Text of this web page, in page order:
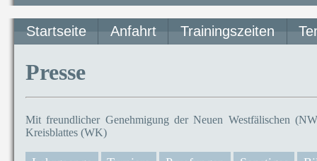
Startseite Anfahrt Trainingszeiten
Presse
Mit freundlicher Genehmigung der Neuen Westfälischen
Kreisblattes (WK)